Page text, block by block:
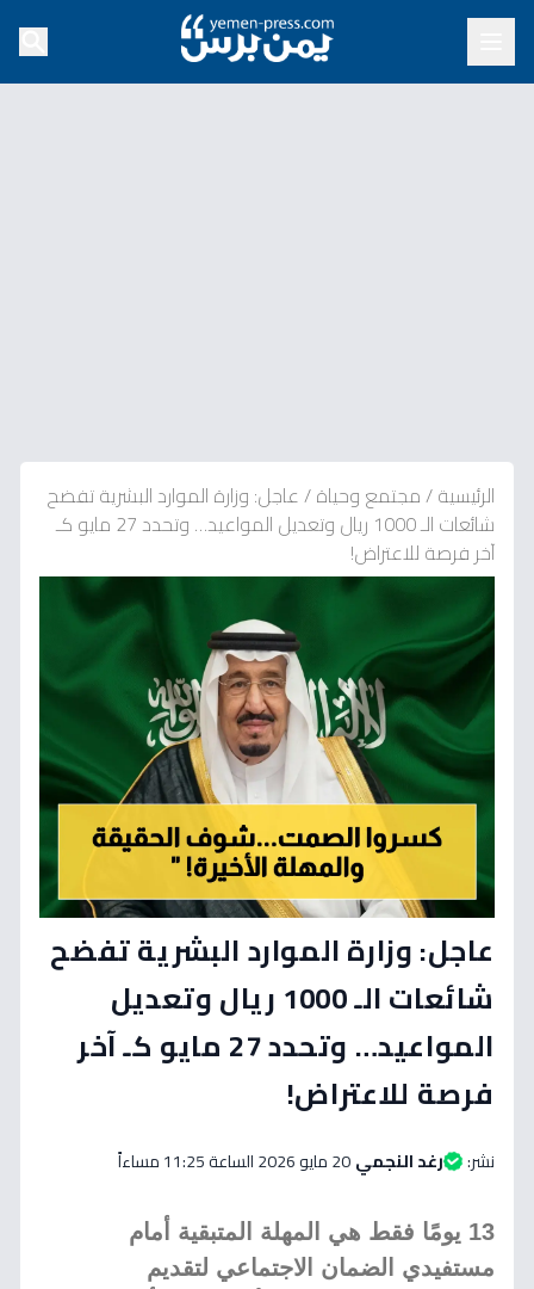
الرئيسية/مجتمع وحياة/عاجل: وزارة الموارد البشرية تفضح
شائعات الـ 1000 ريال وتعديل المواعيد… وتحدد 27 مايو كـ
آخر فرصة للاعتراض!
عاجل: وزارة الموارد البشرية تفضح
شائعات الـ 1000 ريال وتعديل
المواعيد… وتحدد 27 مايو كـ آخر
فرصة للاعتراض!
نشر: رغد النجمي20 مايو 2026 الساعة 11:25 مساءاً
13 يومًا فقط هي المهلة المتبقية أمام
مستفيدي الضمان الاجتماعي لتقديم